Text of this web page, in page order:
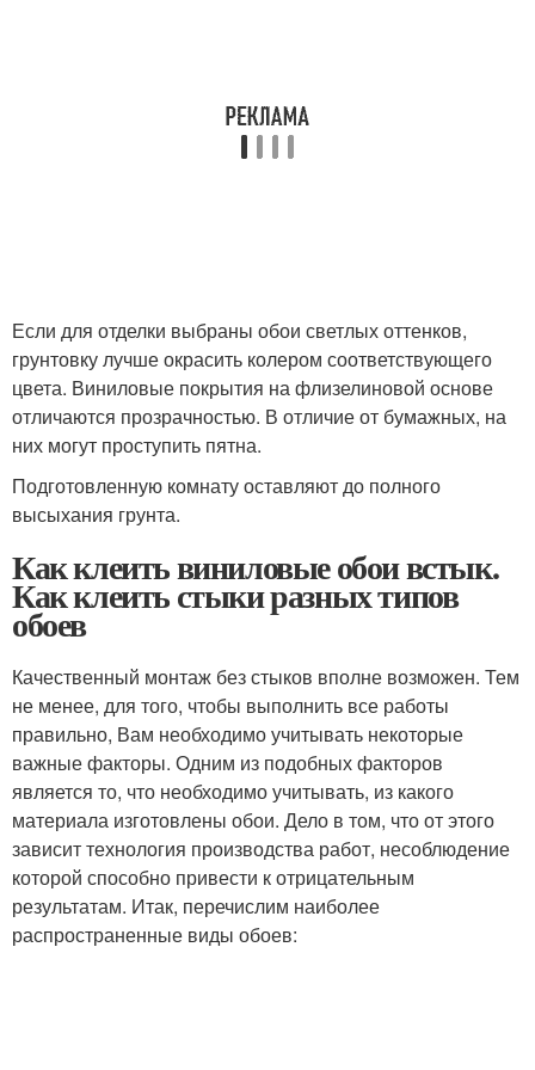
Если для отделки выбраны обои светлых оттенков,
грунтовку лучше окрасить колером соответствующего
цвета. Виниловые покрытия на флизелиновой основе
отличаются прозрачностью. В отличие от бумажных, на
них могут проступить пятна.
Подготовленную комнату оставляют до полного
высыхания грунта.
Как клеить виниловые обои встык.
Как клеить стыки разных типов
обоев
Качественный монтаж без стыков вполне возможен. Тем
не менее, для того, чтобы выполнить все работы
правильно, Вам необходимо учитывать некоторые
важные факторы. Одним из подобных факторов
является то, что необходимо учитывать, из какого
материала изготовлены обои. Дело в том, что от этого
зависит технология производства работ, несоблюдение
которой способно привести к отрицательным
результатам. Итак, перечислим наиболее
распространенные виды обоев: